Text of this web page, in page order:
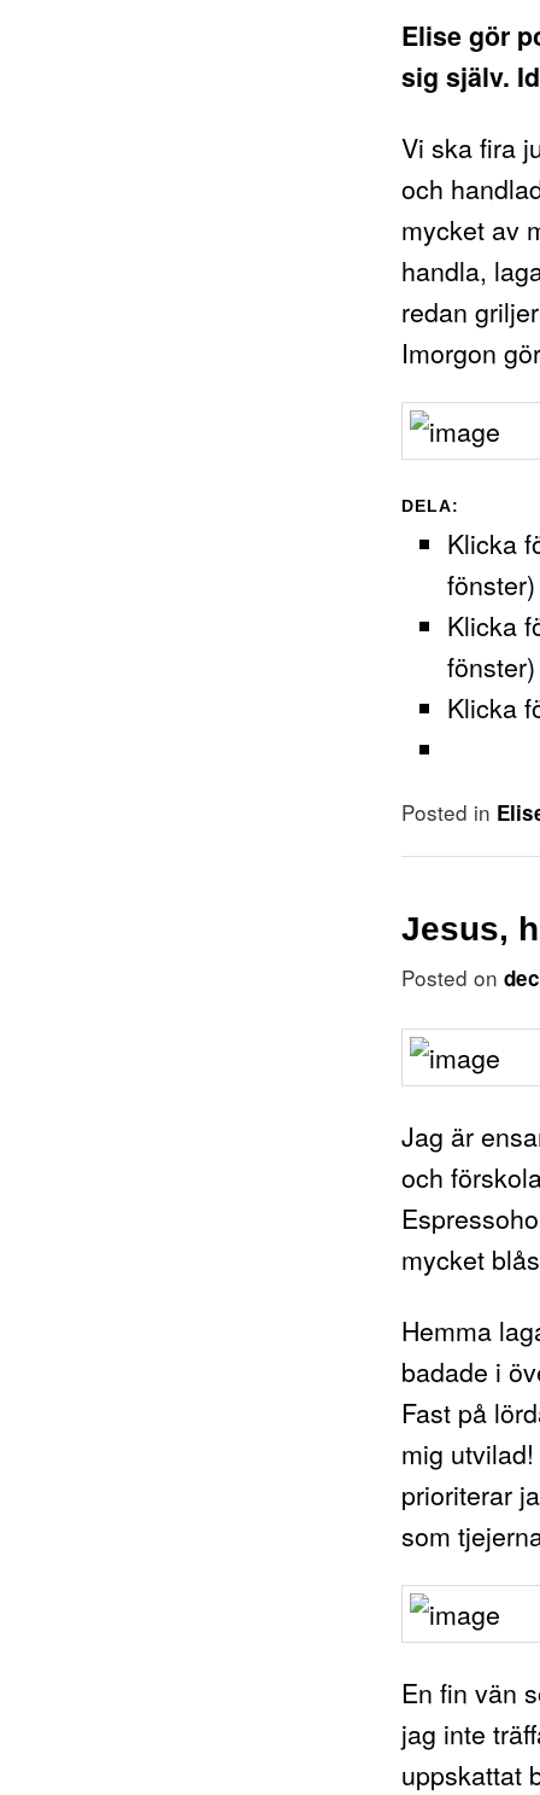
Elise gör
sig själv.
Vi ska fira
och
mycket av
handla,
redan
Imorgon
DELA:
Klicka
fönster)
Klicka
fönster)
Klicka
Posted in
Jesus,
Posted on
Jag är
och
mycket
Hemma
badade i
Fast på
mig
prioriterar
som
En fin vän
jag inte
uppskattat